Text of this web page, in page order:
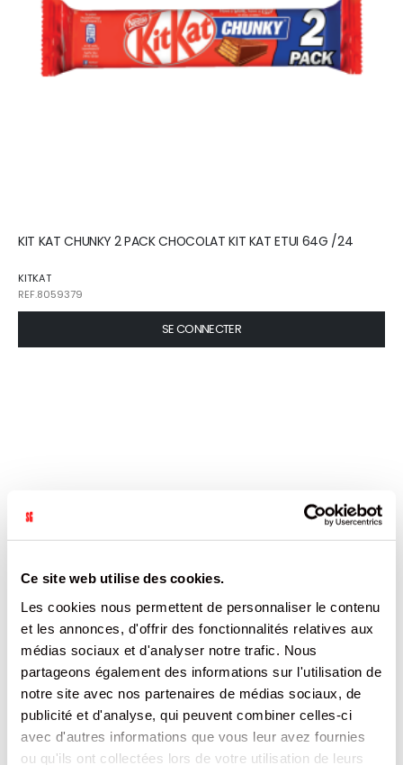
Ce site web utilise des cookies.
Les cookies nous permettent de personnaliser le contenu
et les annonces, d'offrir des fonctionnalités relatives aux
médias sociaux et d'analyser notre trafic. Nous
partageons également des informations sur l'utilisation de
notre site avec nos partenaires de médias sociaux, de
publicité et d'analyse, qui peuvent combiner celles-ci
avec d'autres informations que vous leur avez fournies
ou qu'ils ont collectées lors de votre utilisation de leurs
KIT KAT CHUNKY 2 PACK CHOCOLAT KIT KAT ETUI 64G /24
KITKAT
REF.8059379
SE CONNECTER